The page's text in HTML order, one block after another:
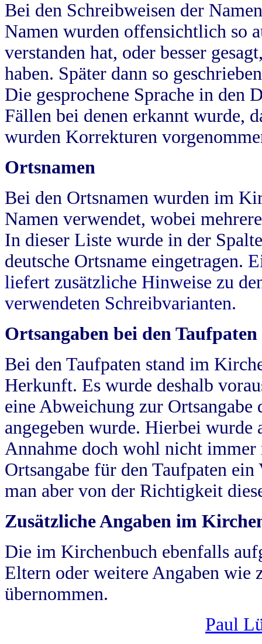
Bei den Schreibweisen der
Namen wurden offensichtlich so
verstanden hat, oder besser
haben. Später dann so
Die gesprochene Sprache in
Fällen bei denen erkannt wurde,
wurden Korrekturen
Ortsnamen
Bei den Ortsnamen wurden im
Namen verwendet, wobei
In dieser Liste wurde in der
deutsche Ortsname eingetragen.
liefert zusätzliche Hinweise zu
verwendeten Schreibvarianten.
Ortsangaben bei den Taufpaten
Bei den Taufpaten stand im
Herkunft. Es wurde deshalb
eine Abweichung zur
angegeben wurde. Hierbei wurde
Annahme doch wohl nicht
Ortsangabe für den Taufpaten
man aber von der Richtigkeit
Zusätzliche Angaben im
Die im Kirchenbuch ebenfalls
Eltern oder weitere Angaben wie
übernommen.
Paul